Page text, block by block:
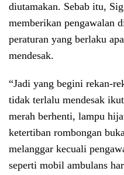
diutamakan. Sebab itu,
memberikan pengawalan
peraturan yang berlaku
mendesak.
“Jadi yang begini rekan-
tidak terlalu mendesak
merah berhenti, lampu
ketertiban rombongan
melanggar kecuali
seperti mobil ambulans